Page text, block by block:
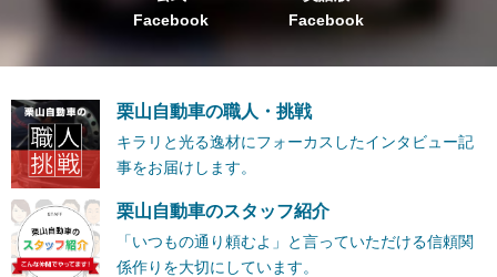
Facebook
Facebook
栗山自動車の職人・挑戦
キラリと光る逸材にフォーカスしたインタビュー記
事をお届けします。
栗山自動車のスタッフ紹介
「いつもの通り頼むよ」と言っていただける信頼関
係作りを大切にしています。